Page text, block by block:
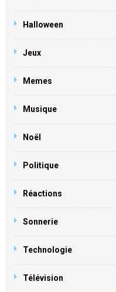
Halloween
Jeux
Memes
Musique
Noël
Politique
Réactions
Sonnerie
Technologie
Télévision